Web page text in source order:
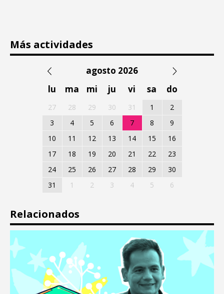
Más actividades
agosto 2026
lu
ma mi ju vi sa do
27 28 29 30 31 1
2
3
4 5 6 7 8
9
10
11 12 13 14 15
16
17
18 19 20 21 22
23
24
25 26 27 28 29
30
31
1 2 3 4 5 6
Relacionados